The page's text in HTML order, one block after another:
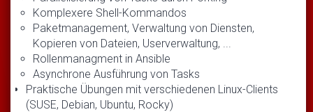
Komplexere Shell-Kommandos
Paketmanagement, Verwaltung von Diensten,
Kopieren von Dateien, Userverwaltung, ...
Rollenmanagment in Ansible
Asynchrone Ausführung von Tasks
Praktische Übungen mit verschiedenen Linux-Clients
(SUSE, Debian, Ubuntu, Rocky)